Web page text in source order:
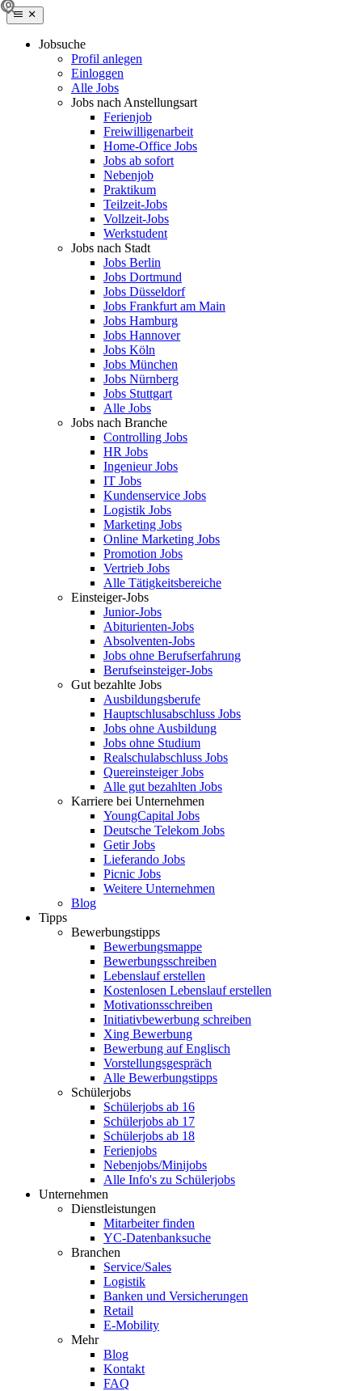
Jobsuche
Profil anlegen
Einloggen
Alle Jobs
Jobs nach Anstellungsart
Ferienjob
Freiwilligenarbeit
Home-Office Jobs
Jobs ab sofort
Nebenjob
Praktikum
Teilzeit-Jobs
Vollzeit-Jobs
Werkstudent
Jobs nach Stadt
Jobs Berlin
Jobs Dortmund
Jobs Düsseldorf
Jobs Frankfurt am Main
Jobs Hamburg
Jobs Hannover
Jobs Köln
Jobs München
Jobs Nürnberg
Jobs Stuttgart
Alle Jobs
Jobs nach Branche
Controlling Jobs
HR Jobs
Ingenieur Jobs
IT Jobs
Kundenservice Jobs
Logistik Jobs
Marketing Jobs
Online Marketing Jobs
Promotion Jobs
Vertrieb Jobs
Alle Tätigkeitsbereiche
Einsteiger-Jobs
Junior-Jobs
Abiturienten-Jobs
Absolventen-Jobs
Jobs ohne Berufserfahrung
Berufseinsteiger-Jobs
Gut bezahlte Jobs
Ausbildungsberufe
Hauptschlusabschluss Jobs
Jobs ohne Ausbildung
Jobs ohne Studium
Realschulabschluss Jobs
Quereinsteiger Jobs
Alle gut bezahlten Jobs
Karriere bei Unternehmen
YoungCapital Jobs
Deutsche Telekom Jobs
Getir Jobs
Lieferando Jobs
Picnic Jobs
Weitere Unternehmen
Blog
Tipps
Bewerbungstipps
Bewerbungsmappe
Bewerbungsschreiben
Lebenslauf erstellen
Kostenlosen Lebenslauf erstellen
Motivationsschreiben
Initiativbewerbung schreiben
Xing Bewerbung
Bewerbung auf Englisch
Vorstellungsgespräch
Alle Bewerbungstipps
Schülerjobs
Schülerjobs ab 16
Schülerjobs ab 17
Schülerjobs ab 18
Ferienjobs
Nebenjobs/Minijobs
Alle Info's zu Schülerjobs
Unternehmen
Dienstleistungen
Mitarbeiter finden
YC-Datenbanksuche
Branchen
Service/Sales
Logistik
Banken und Versicherungen
Retail
E-Mobility
Mehr
Blog
Kontakt
FAQ